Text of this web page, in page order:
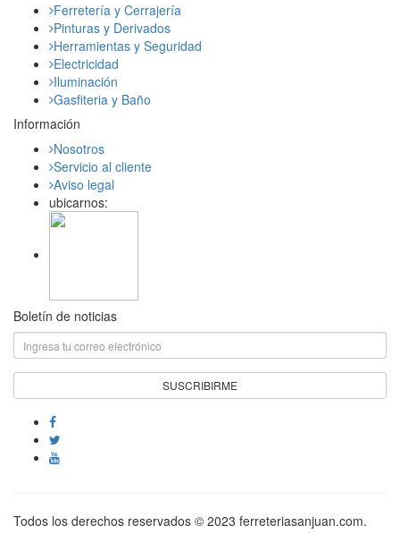
Ferretería y Cerrajería
Pinturas y Derivados
Herramientas y Seguridad
Electricidad
Iluminación
Gasfiteria y Baño
Información
Nosotros
Servicio al cliente
Aviso legal
ubicarnos:
Boletín de noticias
Todos los derechos reservados © 2023 ferreteriasanjuan.com.